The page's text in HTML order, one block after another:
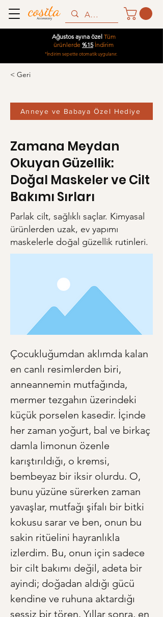
Ağustos ayına özel Tüm
ürünlerde %15İndirim
*İndirim sepette otomatik uygulanır.
< Geri
Anneye ve Babaya Özel Hediye
Zamana Meydan
Okuyan Güzellik:
Doğal Maskeler ve Cilt
Bakımı Sırları
Parlak cilt, sağlıklı saçlar. Kimyasal
ürünlerden uzak, ev yapımı
maskelerle doğal güzellik rutinleri.
Çocukluğumdan aklımda kalan
en canlı resimlerden biri,
anneannemin mutfağında,
mermer tezgahın üzerindeki
küçük porselen kasedir. İçinde
her zaman yoğurt, bal ve birkaç
damla limonun özenle
karıştırıldığı, o kremsi,
bembeyaz bir iksir olurdu. O,
bunu yüzüne sürerken zaman
yavaşlar, mutfağı şifalı bir bitki
kokusu sarar ve ben, onun bu
sakin ritüelini hayranlıkla
izlerdim. Bu, onun için sadece
bir cilt bakımı değil, adeta bir
ayindi; doğadan aldığı gücü
kendine ve ruhuna aktardığı
sessiz bir tören. Yıllar sonra, en